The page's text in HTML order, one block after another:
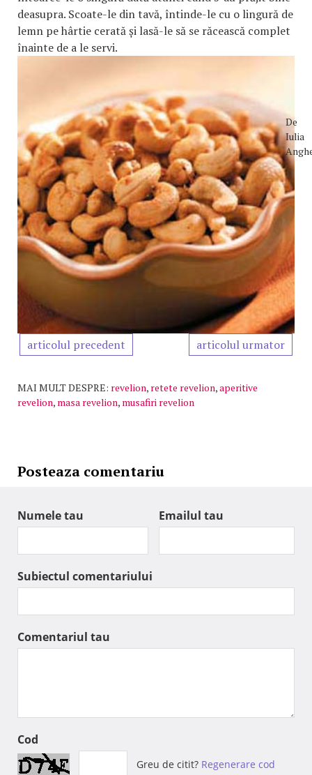
deasupra. Scoate-le din tavă, întinde-le cu o lingură de
lemn pe hârtie cerată și lasă-le să se răcească complet
înainte de a le servi.
De
Iulia
articolul precedent articolul urmator
MAI MULT DESPRE: revelion, retete revelion,aperitive
revelion, masa revelion, musafiri revelion
Posteaza comentariu
Numele tau Emailul tau
Subiectul comentariului
Comentariul tau
Cod
Greu de citit? Regenerare cod